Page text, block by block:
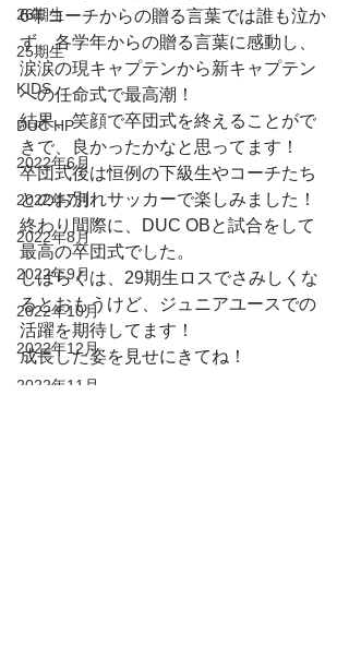
26期生
25期生
KIDS
DUC HP
2022年6月
2022年7月
2022年8月
2022年9月
2022年10月
2022年12月
2022年11月
6年コーチからの贈る言葉では誰も泣か
ず、各学年からの贈る言葉に感動し、
涙涙の現キャプテンから新キャプテン
への任命式で最高潮！
結果、笑顔で卒団式を終えることがで
きで、良かったかなと思ってます！
卒団式後は恒例の下級生やコーチたち
とのお別れサッカーで楽しみました！
終わり間際に、DUC OBと試合をして
最高の卒団式でした。
しばらくは、29期生ロスでさみしくな
るとおもうけど、ジュニアユースでの
活躍を期待してます！
成長した姿を見せにきてね！